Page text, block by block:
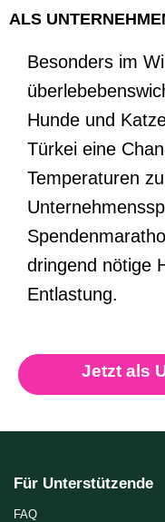
ALS
Besonders im
Hunde und
Türkei eine
Temperaturen
dringend nötige
Entlastung.
Jetzt als
Für Unterstützende
FAQ